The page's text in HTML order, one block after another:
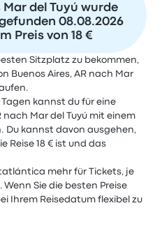
Mar del Tuyú wurde
08.08.2026
Preis von 18 €
Sitzplatz zu bekommen,
Buenos Aires, AR nach Mar
kannst du für eine
nach Mar del Tuyú mit einem
Du kannst davon ausgehen,
Reise 18 € ist und das
mehr für Tickets, je
Sie die besten Preise
Ihrem Reisedatum flexibel zu